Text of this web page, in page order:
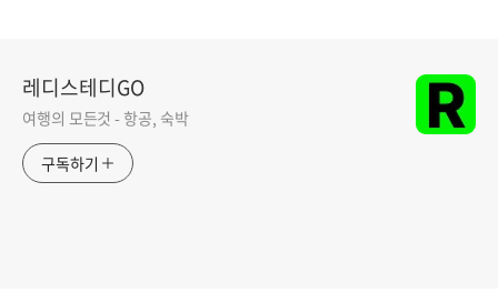
레디스테디GO
여행의 모든것 - 항공, 숙박
구독하기